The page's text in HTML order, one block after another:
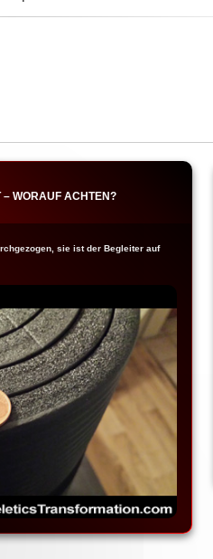
– WORAUF ACHTEN?
sie ist der Begleiter auf